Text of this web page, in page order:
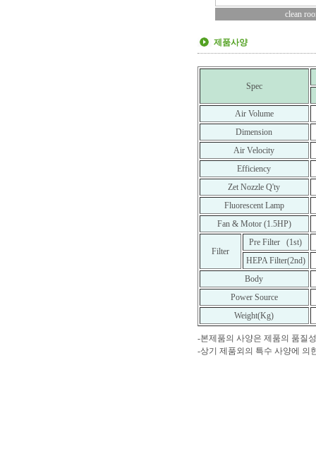
clean
제품사양
Spec
Air Volume
Dimension
Air Velocity
Efficiency
Zet Nozzle Q'ty
Fluorescent Lamp
Fan & Motor (1.5HP)
Filter
Pre Filter (1st)
HEPA Filter(2nd)
Body
Power Source
Weight(Kg)
-본제품의 사양은 제품의 품질
-상기 제품외의 특수 사양에 의